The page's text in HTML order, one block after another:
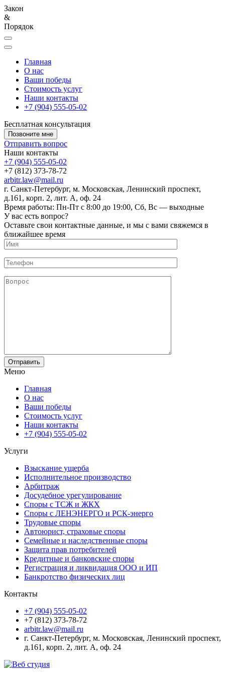
Закон
&
Порядок
Главная
О нас
Ваши победы
Стоимость услуг
Наши контакты
+7 (904) 555-05-02
Бесплатная консультация
Позвоните мне
Отправить вопрос
Наши контакты
+7 (904) 555-05-02
+7 (812) 373-78-72
arbitr.law@mail.ru
г. Санкт-Петербург, м. Московская, Ленинский проспект,
д.161, корп. 2, лит. А, оф. 24
Время работы: Пн-Пт с 8:00 до 19:00, Сб, Вс — выходные
У вас есть вопрос?
Оставьте свои контактные данные, и мы с вами свяжемся в
ближайшее время
Меню
Главная
О нас
Ваши победы
Стоимость услуг
Наши контакты
+7 (904) 555-05-02
Услуги
Взыскание ущерба
Исполнительное производство
Арбитраж
Досудебное урегулирование
Споры с ТСЖ и ЖКХ
Споры с ЛЕНЭНЕРГО и РСК-энерго
Трудовые споры
Автоюрист, страховые споры
Семейные и наследственные споры
Защита прав потребителей
Кредитные и банковские споры
Регистрация и ликвидация ООО и ИП
Банкротство физических лиц
Контакты
+7 (904) 555-05-02
+7 (812) 373-78-72
arbitr.law@mail.ru
г. Санкт-Петербург, м. Московская, Ленинский проспект,
д.161, корп. 2, лит. А, оф. 24